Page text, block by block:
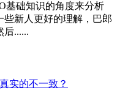
基础知识的角度来分析
新人更好的理解，巴郎
后......
实的不一致？